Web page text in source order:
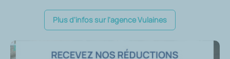
Plus d'infos sur l'agence Vulaines